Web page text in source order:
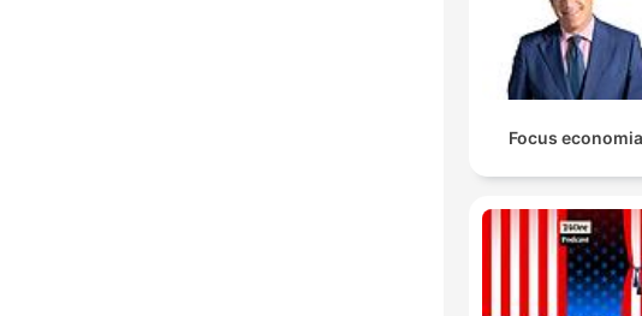
Focus economia